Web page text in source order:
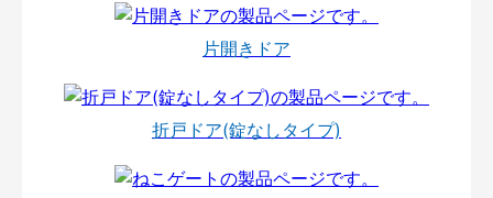
片開きドア
折戸ドア(錠なしタイプ)